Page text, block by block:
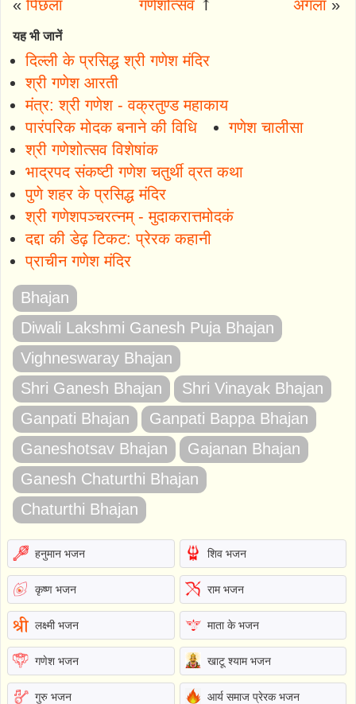
«पिछला गणेशोत्सव ⤒ अगला»
यह भी जानें
दिल्ली के प्रसिद्ध श्री गणेश मंदिर
श्री गणेश आरती
मंत्र: श्री गणेश - वक्रतुण्ड महाकाय
पारंपरिक मोदक बनाने की विधि
गणेश चालीसा
श्री गणेशोत्सव विशेषांक
भाद्रपद संकष्टी गणेश चतुर्थी व्रत कथा
पुणे शहर के प्रसिद्ध मंदिर
श्री गणेशपञ्चरत्नम् - मुदाकरात्तमोदकं
दद्दा की डेढ़ टिकट: प्रेरक कहानी
प्राचीन गणेश मंदिर
Bhajan
Diwali Lakshmi Ganesh Puja Bhajan
Vighneswaray Bhajan
Shri Ganesh Bhajan
Shri Vinayak Bhajan
Ganpati Bhajan
Ganpati Bappa Bhajan
Ganeshotsav Bhajan
Gajanan Bhajan
Ganesh Chaturthi Bhajan
Chaturthi Bhajan
हनुमान भजन शिव भजन
कृष्ण भजन राम भजन
लक्ष्मी भजन माता के भजन
गणेश भजन खाटू श्याम भजन
गुरु भजन आर्य समाज प्रेरक भजन